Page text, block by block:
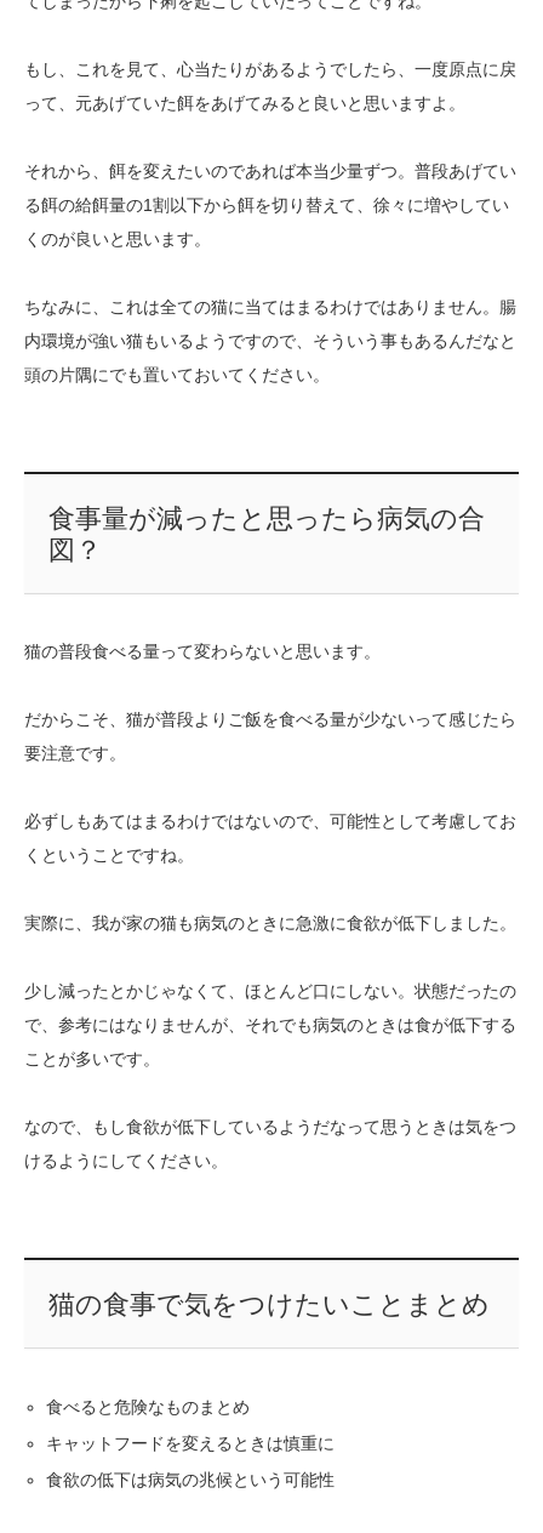
もし、これを見て、心当たりがあるようでしたら、一度原点に戻
って、元あげていた餌をあげてみると良いと思いますよ。
それから、餌を変えたいのであれば本当少量ずつ。普段あげてい
る餌の給餌量の1割以下から餌を切り替えて、徐々に増やしてい
くのが良いと思います。
ちなみに、これは全ての猫に当てはまるわけではありません。腸
内環境が強い猫もいるようですので、そういう事もあるんだなと
頭の片隅にでも置いておいてください。
食事量が減ったと思ったら病気の合
図？
猫の普段食べる量って変わらないと思います。
だからこそ、猫が普段よりご飯を食べる量が少ないって感じたら
要注意です。
必ずしもあてはまるわけではないので、可能性として考慮してお
くということですね。
実際に、我が家の猫も病気のときに急激に食欲が低下しました。
少し減ったとかじゃなくて、ほとんど口にしない。状態だったの
で、参考にはなりませんが、それでも病気のときは食が低下する
ことが多いです。
なので、もし食欲が低下しているようだなって思うときは気をつ
けるようにしてください。
猫の食事で気をつけたいことまとめ
食べると危険なものまとめ
キャットフードを変えるときは慎重に
食欲の低下は病気の兆候という可能性